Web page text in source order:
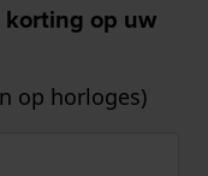
op uw
op horloges)